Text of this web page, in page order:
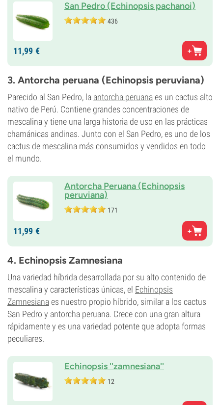
San Pedro (Echinopsis pachanoi)
436
11,99 €
3. Antorcha peruana (Echinopsis peruviana)
Parecido al San Pedro, la antorcha peruanaes un cactus alto
nativo de Perú. Contiene grandes concentraciones de
mescalina y tiene una larga historia de uso en las prácticas
chamánicas andinas. Junto con el San Pedro, es uno de los
cactus de mescalina más consumidos y vendidos en todo
el mundo.
Antorcha Peruana (Echinopsis
peruviana)
171
11,99 €
4. Echinopsis Zamnesiana
Una variedad híbrida desarrollada por su alto contenido de
mescalina y características únicas, el Echinopsis
Zamnesianaes nuestro propio híbrido, similar a los cactus
San Pedro y antorcha peruana. Crece con una gran altura
rápidamente y es una variedad potente que adopta formas
peculiares.
Echinopsis ''zamnesiana''
12